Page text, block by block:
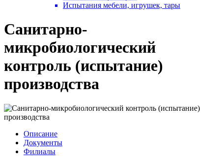
Испытания мебели, игрушек, тары
Санитарно-
микробиологический
контроль (испытание)
производства
Описание
Документы
Филиалы